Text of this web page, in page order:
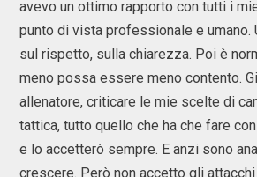
avevo un ottimo rapporto con tutti i
punto di vista professionale e umano.
sul rispetto, sulla chiarezza. Poi è
meno possa essere meno contento.
allenatore, criticare le mie scelte di
tattica, tutto quello che ha che fare
e lo accetterò sempre. E anzi sono
crescere. Però non accetto gli